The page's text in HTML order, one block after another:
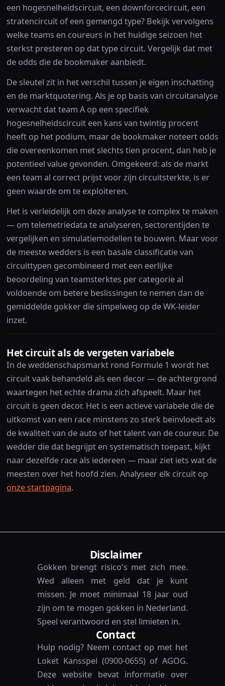
een hogesnelheidscircuit, een downforcecircuit, een
stratencircuit of een gemengd type? Bekijk vervolgens
welke teams en coureurs in het huidige seizoen het
sterkst presteren op dat type circuit. Vergelijk dat met
de odds die de bookmaker aanbiedt.
De sleutel zit in het verschil tussen je eigen inschatting
en de marktquotering. Als je op basis van circuitanalyse
verwacht dat team A op een specifiek
hogesnelheidscircuit een kans van twintig procent
heeft op het podium, maar de bookmaker noteert odds
die overeenkomen met slechts tien procent, dan heb je
potentieel value gevonden. Omgekeerd: als de markt
een team al correct prijst voor zijn circuitsterkte, is er
geen waarde om te exploiteren.
Het is verleidelijk om deze analyse te complex te maken
— om telemetriedata te analyseren, sectorentijden te
vergelijken en simulatiemodellen te bouwen. Maar voor
de meeste wedders is een basale classificatie van
circuittypen gecombineerd met een eerlijke
beoordeling van teamsterktes per categorie al
voldoende om betere beslissingen te nemen dan de
gemiddelde gokker die simpelweg op de WK-leider
inzet.
Het circuit als de vergeten variabele
In de weddenschapsmarkt rond Formule 1 wordt het
circuit vaak behandeld als een decor — de achtergrond
waartegen het echte drama zich afspeelt. Maar het
circuit is geen decor. Het is een actieve variabele die de
uitkomst van een race minstens zo sterk beïnvloedt als
de kwaliteit van de auto of het talent van de coureur. De
wedder die dat begrijpt en systematisch toepast, kijkt
naar dezelfde race als iedereen — maar ziet iets wat de
meesten over het hoofd zien. Analyseer elk circuit op
onze startpagina.
Disclaimer
Gokken brengt risico's met zich mee.
Wed alleen met geld dat je kunt
missen. Je moet minimaal 18 jaar oud
zijn om te mogen gokken in Nederland.
Speel verantwoord en stel limieten in.
Contact
Hulp nodig? Neem contact op met het
Loket Kansspel (0900-0655) of AGOG.
Deze website bevat informatie over